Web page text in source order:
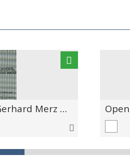
Imi Knoebel / Gerhard Merz / Werken uit de verzameling Ingrid en Hugo Jung / MUHKA